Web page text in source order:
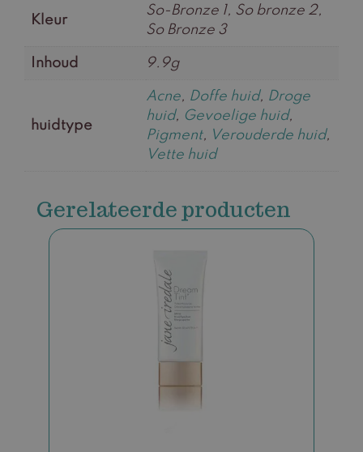
Kleur
So-Bronze 1, So bronze 2,
So Bronze 3
Inhoud 9.9g
huidtype
Acne, Doffe huid, Droge
huid, Gevoelige huid,
Pigment, Verouderde huid,
Vette huid
Gerelateerde producten
Dit